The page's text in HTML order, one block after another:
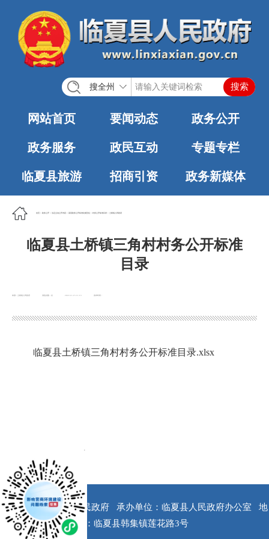
搜全州
网站首页 要闻动态 政务公开
政务服务 政民互动 专题专栏
临夏县旅游 招商引资 政务新媒体
首页 政务公开 法定主动公开内容 基层政务公开标准化规范化 村务公开标准目录 土桥镇人民政府
临夏县土桥镇三角村村务公开标准
目录
浏览次数： 发布时间：
2022-11-15 11:13
临夏县土桥镇三角村村务公开标准目录.xlsx
版权所有：临夏县人民政府 承办单位：临夏县人民政府办公室
地
址：临夏县韩集镇莲花路3号
x